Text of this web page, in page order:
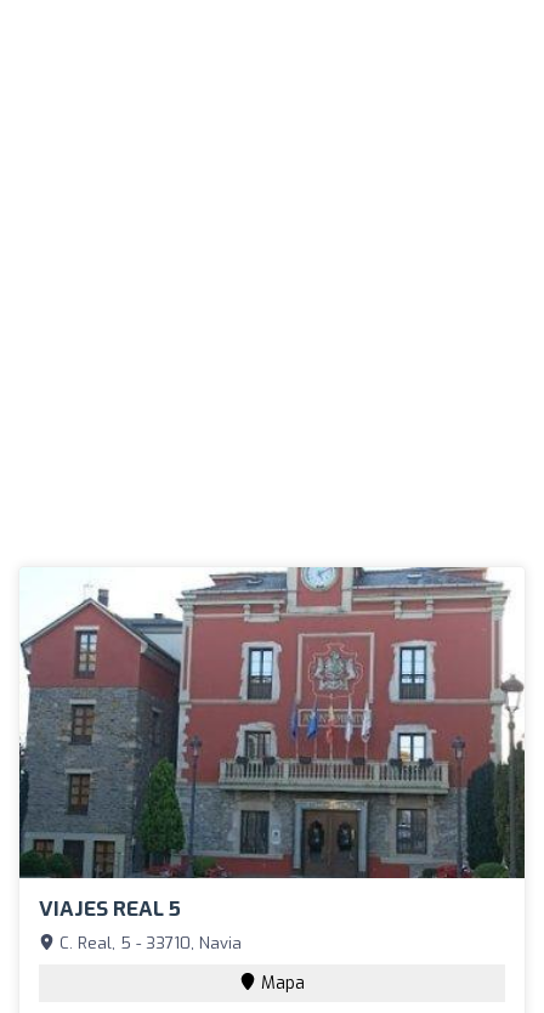
VIAJES REAL 5
C. Real, 5 - 33710, Navia
Mapa